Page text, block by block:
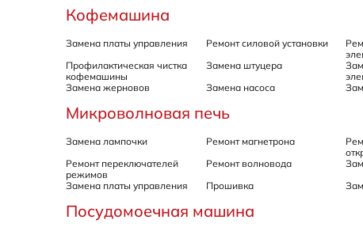
Кофемашина
Замена платы управления Ремонт силовой установки
Профилактическая чистка
кофемашины
Замена штуцера
Замена жерновов
Замена насоса
Микроволновая печь
Замена лампочки Ремонт магнетрона
Ремонт переключателей
режимов
Ремонт волновода
Замена платы управления
Прошивка
Посудомоечная машина